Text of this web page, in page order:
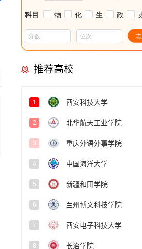
推荐高校
1 西安科技大学
2 北华航天工业学院
3 重庆外语外事学院
4 中国海洋大学
5 新疆和田学院
6 兰州博文科技学院
7 西安电子科技大学
8 长治学院